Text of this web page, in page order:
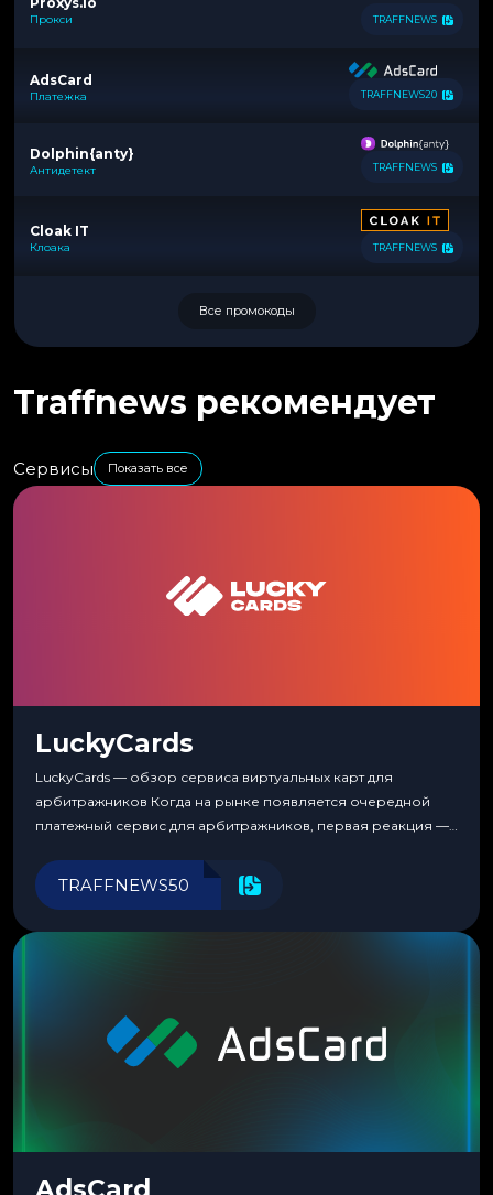
Прокси TRAFFNEWS
AdsCard
Платежка TRAFFNEWS20
Dolphin{anty}
Антидетект TRAFFNEWS
Cloak IT
Клоака TRAFFNEWS
Все промокоды
Traffnews рекомендует
Сервисы Показать все
LuckyCards
LuckyCards — обзор сервиса виртуальных карт для
арбитражников Когда на рынке появляется очередной
платежный сервис для арбитражников, первая реакция —
перестаешь воспринимать всерьез любой новый продукт,
пока тот не докажет обратное делом. LuckyCards — история
TRAFFNEWS50